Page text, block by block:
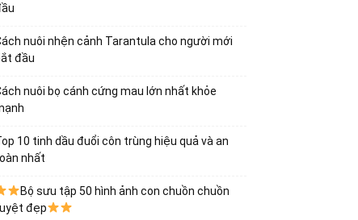
nuôi nhện cảnh Tarantula cho người mới
đầu
nuôi bọ cánh cứng mau lớn nhất khỏe
10 tinh dầu đuổi côn trùng hiệu quả và an
nhất
Bộ sưu tập 50 hình ảnh con chuồn chuồn
đẹp